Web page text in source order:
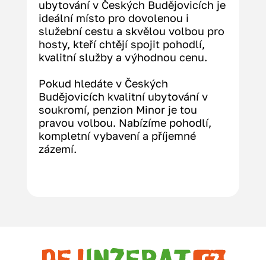
ubytování v Českých Budějovicích je
ideální místo pro dovolenou i
služební cestu a skvělou volbou pro
hosty, kteří chtějí spojit pohodlí,
kvalitní služby a výhodnou cenu.
Pokud hledáte v Českých
Budějovicích kvalitní ubytování v
soukromí, penzion Minor je tou
pravou volbou. Nabízíme pohodlí,
kompletní vybavení a příjemné
zázemí.